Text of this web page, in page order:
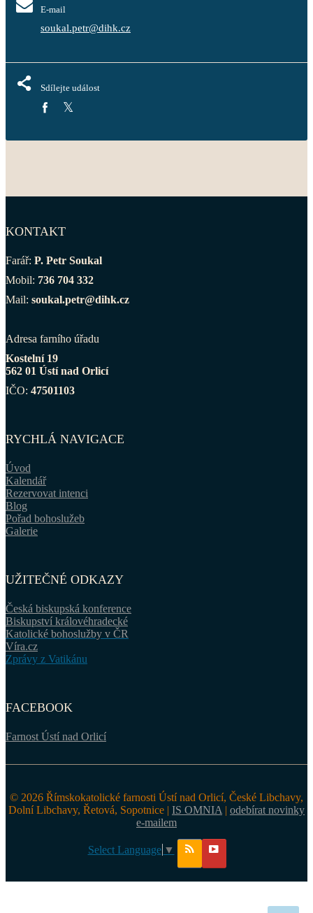
E-mail
soukal.petr@dihk.cz
Sdílejte událost
KONTAKT
Farář: P. Petr Soukal
Mobil: 736 704 332
Mail: soukal.petr@dihk.cz
Adresa farního úřadu
Kostelní 19
562 01 Ústí nad Orlicí
IČO: 47501103
RYCHLÁ NAVIGACE
Úvod
Kalendář
Rezervovat intenci
Blog
Pořad bohoslužeb
Galerie
UŽITEČNÉ ODKAZY
Česká biskupská konference
Biskupství královéhradecké
Katolické bohoslužby v ČR
Víra.cz
Zprávy z Vatikánu
FACEBOOK
Farnost Ústí nad Orlicí
© 2026 Římskokatolické farnosti Ústí nad Orlicí, České Libchavy,
Dolní Libchavy, Řetová, Sopotnice | IS OMNIA | odebírat novinky
e-mailem
Select Language ▼